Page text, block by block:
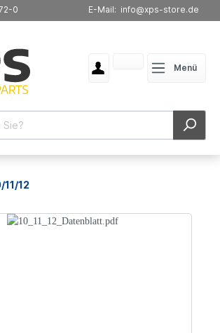
0 E-Mail: info@xps-store.de
Menü
11/12